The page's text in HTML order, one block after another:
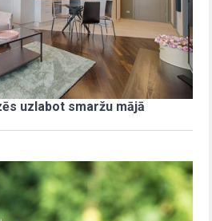
uzlabot smaržu mājā